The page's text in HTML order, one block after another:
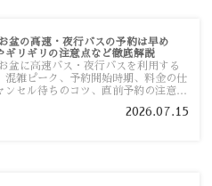
盆の高速・夜行バスの予約は早め
ギリギリの注意点など徹底解説
盆に高速バス・夜行バスを利用する
混雑ピーク、予約開始時期、料金の仕
ンセル待ちのコツ、直前予約の注意点
2026.07.15